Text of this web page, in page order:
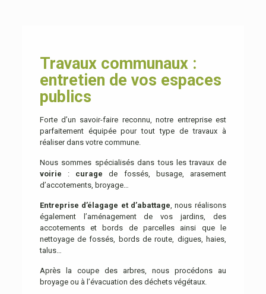
Travaux communaux :
entretien de vos espaces
publics
Forte d’un savoir-faire reconnu, notre entreprise est
parfaitement équipée pour tout type de travaux à
réaliser dans votre commune.
Nous sommes spécialisés dans tous les travaux de
voirie : curagede fossés, busage, arasement
d’accotements, broyage…
Entreprise d’élagage et d’abattage, nous réalisons
également l’aménagement de vos jardins, des
accotements et bords de parcelles ainsi que le
nettoyage de fossés, bords de route, digues, haies,
talus…
Après la coupe des arbres, nous procédons au
broyage ou à l’évacuation des déchets végétaux.